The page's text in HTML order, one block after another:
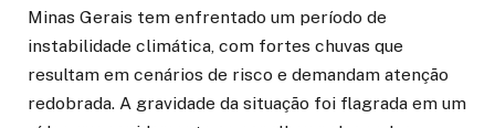
Minas Gerais tem enfrentado um período de
instabilidade climática, com fortes chuvas que
resultam em cenários de risco e demandam atenção
redobrada. A gravidade da situação foi flagrada em um